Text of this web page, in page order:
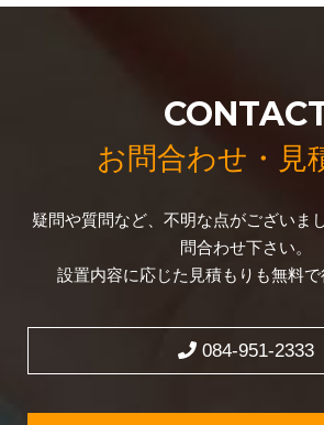
お問合わせ・見
疑問や質問など、不明な点がございま
問合わせ下さい。
設置内容に応じた見積もりも無料で
084-951-2333